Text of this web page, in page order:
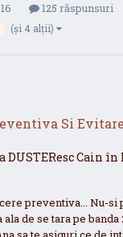
125 răspunsuri
(și 4 alții)
Si
DUSTERescCain în
preventiva... Nu-si
de se tara pe banda